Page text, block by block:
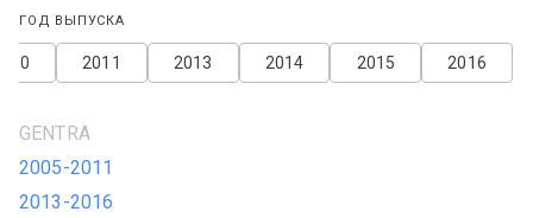
ГОД ВЫПУСКА
2016
2015
2014
2013
2011
GENTRA
2005-2011
2013-2016